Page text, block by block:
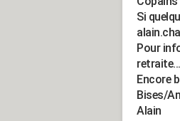
Si
Pour
Encore
Bises/
Alain